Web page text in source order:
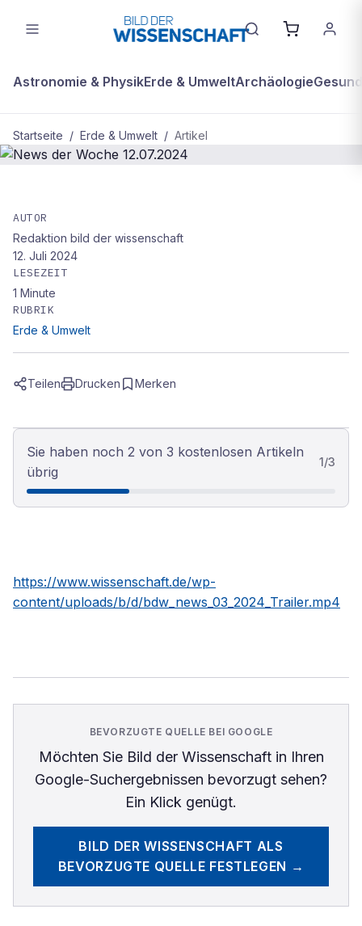
Astronomie & PhysikErde & UmweltArchäologie
Startseite / Erde & Umwelt / Artikel
News der Woche 12.07.2024
AUTOR
Redaktion bild der wissenschaft
12. Juli 2024
LESEZEIT
1 Minute
RUBRIK
Erde & Umwelt
Teilen Drucken Merken
Sie haben noch 2 von 3 kostenlosen Artikeln
übrig
1/3
https://www.wissenschaft.de/wp-
content/uploads/b/d/bdw_news_03_2024_Trailer.mp4
BEVORZUGTE QUELLE BEI GOOGLE
Möchten Sie Bild der Wissenschaftin Ihren
Google-Suchergebnissen bevorzugt sehen?
Ein Klick genügt.
BILD DER WISSENSCHAFT ALS
BEVORZUGTE QUELLE FESTLEGEN →